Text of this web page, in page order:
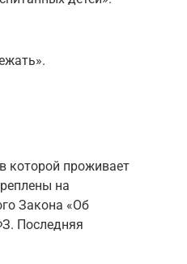
которой проживает
на
Закона «Об
Последняя